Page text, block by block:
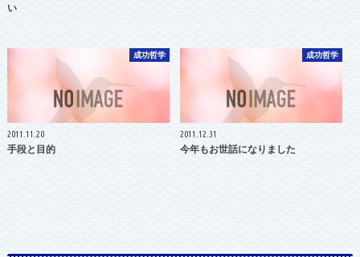
い
成功哲学
2011.11.20
手段と目的
成功哲学
2011.12.31
今年もお世話になりました